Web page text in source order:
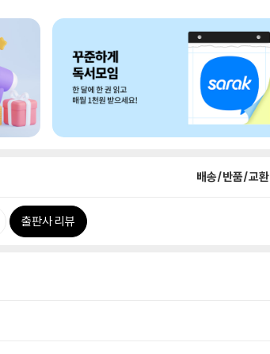
배송/반품/교환
출판사 리뷰